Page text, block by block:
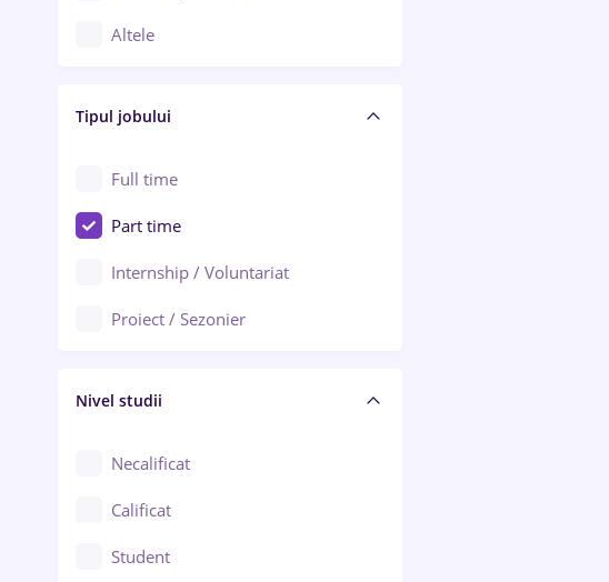
Arad
Baia Mare
Bârlad
Bistrița (Bistrița-Năsăud)
Altele
Asigurări
Au pair / Babysitter / Curățenie
Audit / Consultanță
Auto / Echipamente
Automatizări
Cercetare - dezvoltare
Chimie / Biochimie
Confecții / Design vestimentar
Construcții / Instalații
Tipul jobului
Full time
Part time
Internship / Voluntariat
Proiect / Sezonier
Nivel studii
Necalificat
Calificat
Student